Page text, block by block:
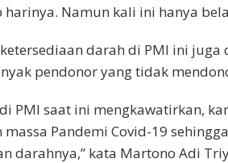
harinya. Namun kali ini hanya
darah di PMI ini juga
pendonor yang tidak
PMI saat ini mengkawatirkan,
Pandemi Covid-19
darahnya,” kata Martono Adi